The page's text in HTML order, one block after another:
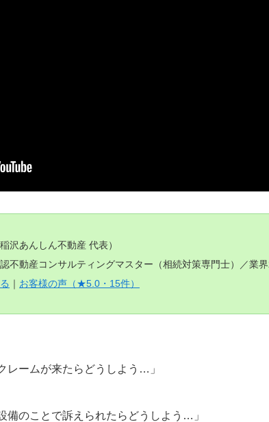
稲沢あんしん不動産 代表）
不動産コンサルティングマスター（相続対策専門士）／業
｜ お客様の声（★5.0・15件）
レームが来たらどうしよう…」
備のことで訴えられたらどうしよう…」